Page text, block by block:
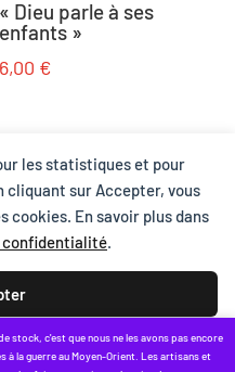
stock, c'est que nous ne les avons pas encore
la guerre au Moyen-Orient. Les artisans et
les statistiques et pour
cliquant sur Accepter, vous
En savoir plus dans
confidentialité.
« Dieu parle à ses
enfants »
6,00 €
de Vente
et cookies
?
Contact